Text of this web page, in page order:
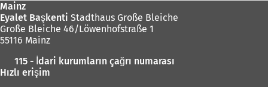
Mainz
Eyalet Başkenti Stadthaus Große Bleiche
Große Bleiche 46/Löwenhofstraße 1
55116 Mainz
115 - İdari kurumların çağrı numarası
Hızlı erişim